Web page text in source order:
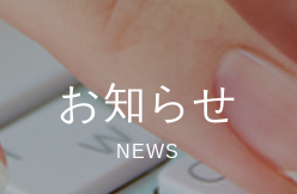
お知らせ
NEWS